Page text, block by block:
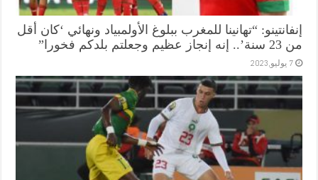
إنفانتينو: “تهانينا للمغرب ببلوغ الأولمبياد ونهائي ‘كان أقل
من 23 سنة’.. إنه إنجاز عظيم وجعلتم بلدكم فخورا”
7 يوليو,2023